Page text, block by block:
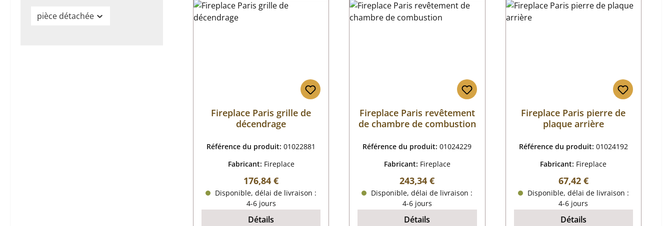
pièce détachée
Fireplace Paris grille de
décendrage
Référence du produit:01022881
Fabricant: Fireplace
Prix régulier :
176,84 €
Disponible, délai de livraison :
4-6 jours
Détails
Fireplace Paris revêtement
de chambre de combustion
Référence du produit:01024229
Fabricant: Fireplace
Prix régulier :
243,34 €
Disponible, délai de livraison :
4-6 jours
Détails
Fireplace Paris pierre de
plaque arrière
Référence du produit: 01024192
Fabricant: Fireplace
Prix régulier :
67,42 €
Disponible, délai de livraison :
4-6 jours
Détails